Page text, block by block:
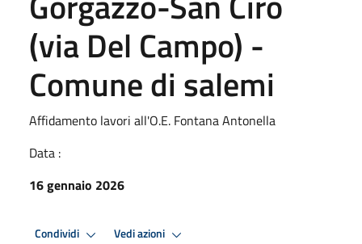
(via Del Campo) -
Comune di salemi
Affidamento lavori all'O.E. Fontana Antonella
Data :
16 gennaio 2026
Condividi Vedi azioni